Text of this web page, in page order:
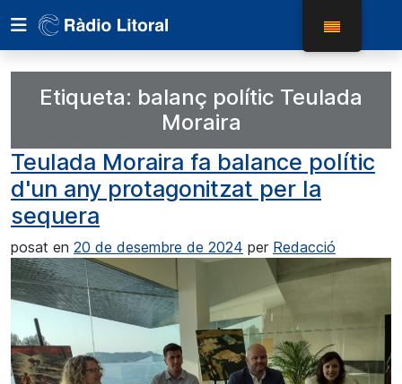
Etiqueta: balanç polític Teulada
Moraira
Teulada Moraira fa balance polític
d'un any protagonitzat per la
sequera
posat en 20 de desembre de 2024 per Redacció